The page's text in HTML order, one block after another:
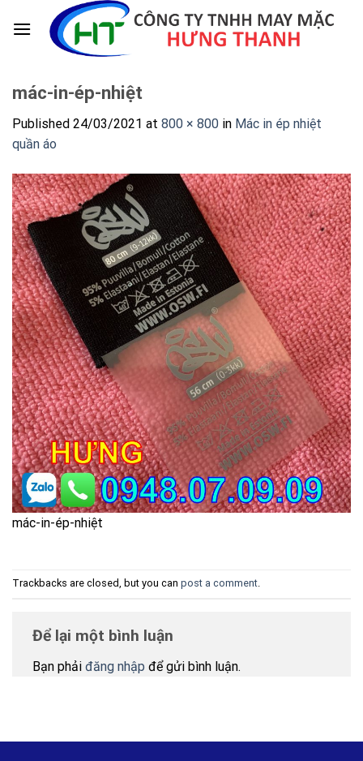
mác-in-ép-nhiệt
Published 24/03/2021 at 800 × 800 in Mác in ép nhiệt
quần áo
mác-in-ép-nhiệt
Trackbacks are closed, but you can post a comment.
Để lại một bình luận
Bạn phải đăng nhập để gửi bình luận.